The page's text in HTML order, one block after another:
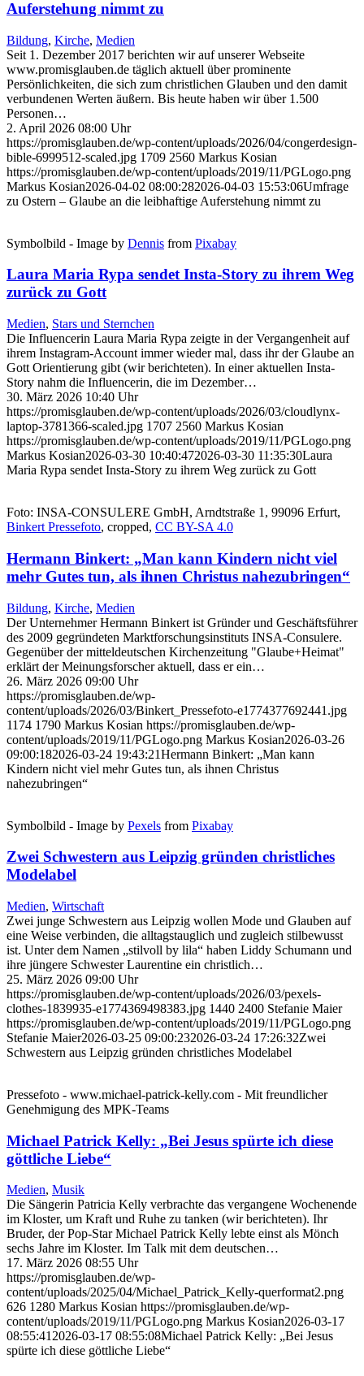
Auferstehung nimmt zu
Bildung, Kirche, Medien
Seit 1. Dezember 2017 berichten wir auf unserer Webseite
www.promisglauben.de täglich aktuell über prominente
Persönlichkeiten, die sich zum christlichen Glauben und den damit
verbundenen Werten äußern. Bis heute haben wir über 1.500
Personen…
2. April 2026 08:00 Uhr
https://promisglauben.de/wp-content/uploads/2026/04/congerdesign-
bible-6999512-scaled.jpg 1709 2560 Markus Kosian
https://promisglauben.de/wp-content/uploads/2019/11/PGLogo.png
Markus Kosian2026-04-02 08:00:282026-04-03 15:53:06Umfrage
zu Ostern – Glaube an die leibhaftige Auferstehung nimmt zu
Symbolbild - Image by Dennis from Pixabay
Laura Maria Rypa sendet Insta-Story zu ihrem Weg
zurück zu Gott
Medien, Stars und Sternchen
Die Influencerin Laura Maria Rypa zeigte in der Vergangenheit auf
ihrem Instagram-Account immer wieder mal, dass ihr der Glaube an
Gott Orientierung gibt (wir berichteten). In einer aktuellen Insta-
Story nahm die Influencerin, die im Dezember…
30. März 2026 10:40 Uhr
https://promisglauben.de/wp-content/uploads/2026/03/cloudlynx-
laptop-3781366-scaled.jpg 1707 2560 Markus Kosian
https://promisglauben.de/wp-content/uploads/2019/11/PGLogo.png
Markus Kosian2026-03-30 10:40:472026-03-30 11:35:30Laura
Maria Rypa sendet Insta-Story zu ihrem Weg zurück zu Gott
Foto: INSA-CONSULERE GmbH, Arndtstraße 1, 99096 Erfurt,
Binkert Pressefoto, cropped, CC BY-SA 4.0
Hermann Binkert: „Man kann Kindern nicht viel
mehr Gutes tun, als ihnen Christus nahezubringen“
Bildung, Kirche, Medien
Der Unternehmer Hermann Binkert ist Gründer und Geschäftsführer
des 2009 gegründeten Marktforschungsinstituts INSA-Consulere.
Gegenüber der mitteldeutschen Kirchenzeitung "Glaube+Heimat"
erklärt der Meinungsforscher aktuell, dass er ein…
26. März 2026 09:00 Uhr
https://promisglauben.de/wp-
content/uploads/2026/03/Binkert_Pressefoto-e1774377692441.jpg
1174 1790 Markus Kosian https://promisglauben.de/wp-
content/uploads/2019/11/PGLogo.png Markus Kosian2026-03-26
09:00:182026-03-24 19:43:21Hermann Binkert: „Man kann
Kindern nicht viel mehr Gutes tun, als ihnen Christus
nahezubringen“
Symbolbild - Image by Pexels from Pixabay
Zwei Schwestern aus Leipzig gründen christliches
Modelabel
Medien, Wirtschaft
Zwei junge Schwestern aus Leipzig wollen Mode und Glauben auf
eine Weise verbinden, die alltagstauglich und zugleich stilbewusst
ist. Unter dem Namen „stilvoll by lila“ haben Liddy Schumann und
ihre jüngere Schwester Laurentine ein christlich…
25. März 2026 09:00 Uhr
https://promisglauben.de/wp-content/uploads/2026/03/pexels-
clothes-1839935-e1774369498383.jpg 1440 2400 Stefanie Maier
https://promisglauben.de/wp-content/uploads/2019/11/PGLogo.png
Stefanie Maier2026-03-25 09:00:232026-03-24 17:26:32Zwei
Schwestern aus Leipzig gründen christliches Modelabel
Pressefoto - www.michael-patrick-kelly.com - Mit freundlicher
Genehmigung des MPK-Teams
Michael Patrick Kelly: „Bei Jesus spürte ich diese
göttliche Liebe“
Medien, Musik
Die Sängerin Patricia Kelly verbrachte das vergangene Wochenende
im Kloster, um Kraft und Ruhe zu tanken (wir berichteten). Ihr
Bruder, der Pop-Star Michael Patrick Kelly lebte einst als Mönch
sechs Jahre im Kloster. Im Talk mit dem deutschen…
17. März 2026 08:55 Uhr
https://promisglauben.de/wp-
content/uploads/2025/04/Michael_Patrick_Kelly-querformat2.png
626 1280 Markus Kosian https://promisglauben.de/wp-
content/uploads/2019/11/PGLogo.png Markus Kosian2026-03-17
08:55:41 2026-03-17 08:55:08Michael Patrick Kelly: „Bei Jesus
spürte ich diese göttliche Liebe“